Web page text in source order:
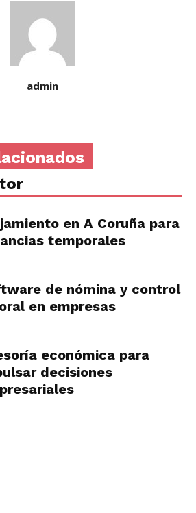
admin
en A Coruña para
temporales
de nómina y control
en empresas
económica para
decisiones